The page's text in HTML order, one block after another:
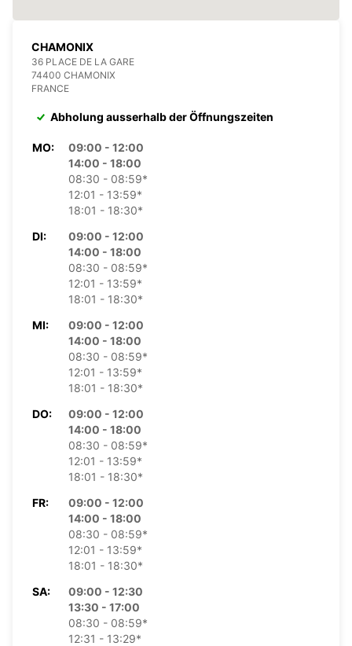
CHAMONIX
36 PLACE DE LA GARE
74400 CHAMONIX
FRANCE
Abholung ausserhalb der Öffnungszeiten
MO:
09:00 - 12:00
14:00 - 18:00
08:30 - 08:59*
12:01 - 13:59*
18:01 - 18:30*
DI:
09:00 - 12:00
14:00 - 18:00
08:30 - 08:59*
12:01 - 13:59*
18:01 - 18:30*
MI:
09:00 - 12:00
14:00 - 18:00
08:30 - 08:59*
12:01 - 13:59*
18:01 - 18:30*
DO:
09:00 - 12:00
14:00 - 18:00
08:30 - 08:59*
12:01 - 13:59*
18:01 - 18:30*
FR:
09:00 - 12:00
14:00 - 18:00
08:30 - 08:59*
12:01 - 13:59*
18:01 - 18:30*
SA:
09:00 - 12:30
13:30 - 17:00
08:30 - 08:59*
12:31 - 13:29*